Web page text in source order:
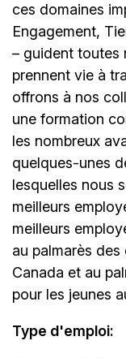
ces domaines
Engagement,
– guident toutes
prennent vie à
offrons à nos
une formation
les nombreux
quelques-unes
lesquelles nous
meilleurs
meilleurs
au palmarès
Canada et au
pour les jeunes
Type d'emploi: